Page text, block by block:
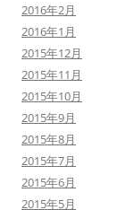
2016年2月
2016年1月
2015年12月
2015年11月
2015年10月
2015年9月
2015年8月
2015年7月
2015年6月
2015年5月